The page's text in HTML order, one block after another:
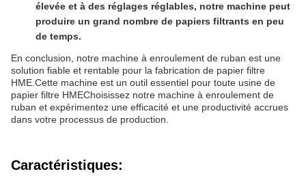
élevée et à des réglages réglables, notre machine peut
produire un grand nombre de papiers filtrants en peu
de temps.
En conclusion, notre machine à enroulement de ruban est une
solution fiable et rentable pour la fabrication de papier filtre
HME.Cette machine est un outil essentiel pour toute usine de
papier filtre HMEChoisissez notre machine à enroulement de
ruban et expérimentez une efficacité et une productivité accrues
dans votre processus de production.
Caractéristiques: